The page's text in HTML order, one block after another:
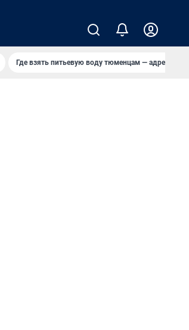
Где взять питьевую воду тюменцам — адреса